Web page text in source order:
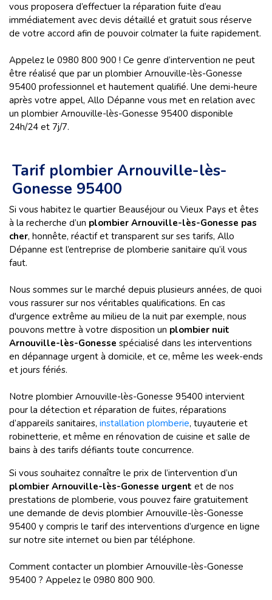
vous proposera d’effectuer la réparation fuite d’eau
immédiatement avec devis détaillé et gratuit sous réserve
de votre accord afin de pouvoir colmater la fuite rapidement.
Appelez le 0980 800 900 ! Ce genre d’intervention ne peut
être réalisé que par un plombier Arnouville-lès-Gonesse
95400 professionnel et hautement qualifié. Une demi-heure
après votre appel, Allo Dépanne vous met en relation avec
un plombier Arnouville-lès-Gonesse 95400 disponible
24h/24 et 7j/7.
Tarif plombier Arnouville-lès-
Gonesse 95400
Si vous habitez le quartier Beauséjour ou Vieux Pays et êtes
à la recherche d’un plombier Arnouville-lès-Gonesse pas
cher, honnête, réactif et transparent sur ses tarifs, Allo
Dépanne est l’entreprise de plomberie sanitaire qu’il vous
faut.
Nous sommes sur le marché depuis plusieurs années, de quoi
vous rassurer sur nos véritables qualifications. En cas
d'urgence extrême au milieu de la nuit par exemple, nous
pouvons mettre à votre disposition un plombier nuit
Arnouville-lès-Gonesse spécialisé dans les interventions
en dépannage urgent à domicile, et ce, même les week-ends
et jours fériés.
Notre plombier Arnouville-lès-Gonesse 95400 intervient
pour la détection et réparation de fuites, réparations
d’appareils sanitaires, installation plomberie, tuyauterie et
robinetterie, et même en rénovation de cuisine et salle de
bains à des tarifs défiants toute concurrence.
Si vous souhaitez connaître le prix de l’intervention d’un
plombier Arnouville-lès-Gonesse urgent et de nos
prestations de plomberie, vous pouvez faire gratuitement
une demande de devis plombier Arnouville-lès-Gonesse
95400 y compris le tarif des interventions d’urgence en ligne
sur notre site internet ou bien par téléphone.
Comment contacter un plombier Arnouville-lès-Gonesse
95400 ? Appelez le 0980 800 900.